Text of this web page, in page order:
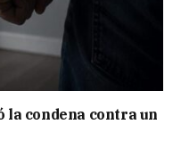
condena contra un